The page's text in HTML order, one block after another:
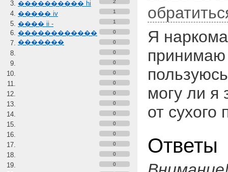
���������� hi 2
����� iv 1
���� ii -
������������
�������
1
0
0
0
0
0
0
0
0
0
0
0
0
0
0
Я
принимаю
могу ли я
от сухого
Ответы